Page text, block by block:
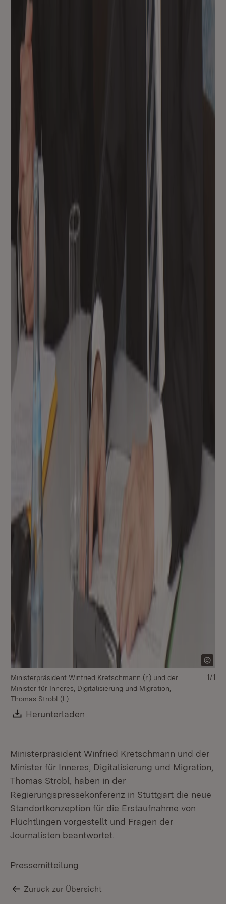
Ministerpräsident Winfried Kretschmann (r.) und der
Minister für Inneres, Digitalisierung und Migration,
Thomas Strobl (l.)
Download:
Herunterladen
1/1
Ministerpräsident Winfried Kretschmann und der
Minister für Inneres, Digitalisierung und Migration,
Thomas Strobl, haben in der
Regierungspressekonferenz in Stuttgart die neue
Standortkonzeption für die Erstaufnahme von
Flüchtlingen vorgestellt und Fragen der
Journalisten beantwortet.
Pressemitteilung
Zurück zur Übersicht